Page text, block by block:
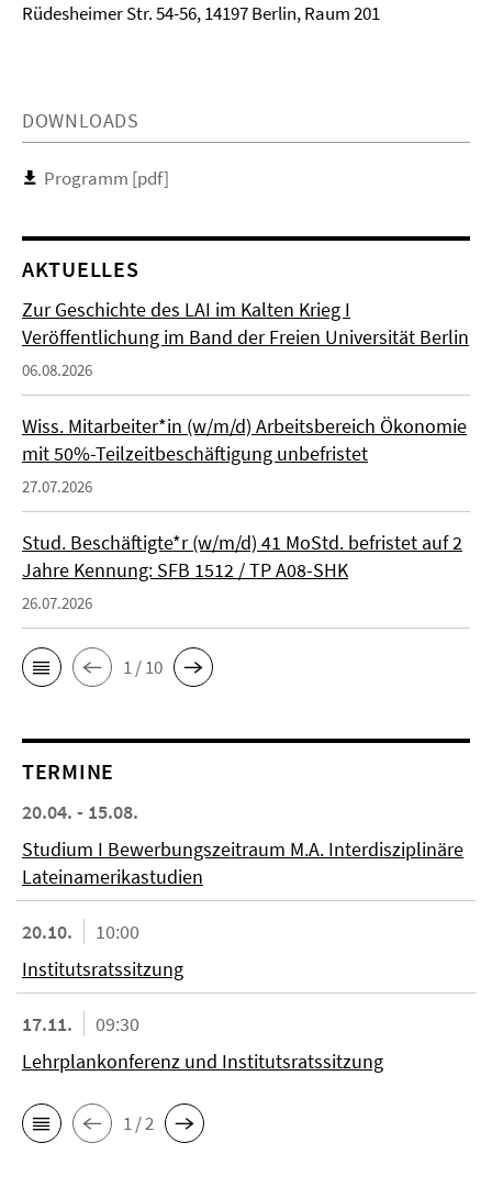
Rüdesheimer Str. 54-56, 14197 Berlin, Raum 201
DOWNLOADS
Programm [pdf]
AKTUELLES
Zur Geschichte des LAI im Kalten Krieg I
Veröffentlichung im Band der Freien Universität Berlin
06.08.2026
Wiss. Mitarbeiter*in (w/m/d) Arbeitsbereich Ökonomie
mit 50%-Teilzeitbeschäftigung unbefristet
27.07.2026
Stud. Beschäftigte*r (w/m/d) 41 MoStd. befristet auf 2
Jahre Kennung: SFB 1512 / TP A08-SHK
26.07.2026
1 / 10
TERMINE
20.04. - 15.08.
Studium I Bewerbungszeitraum M.A. Interdisziplinäre
Lateinamerikastudien
20.10.
10:00
Institutsratssitzung
17.11.
09:30
Lehrplankonferenz und Institutsratssitzung
1 / 2